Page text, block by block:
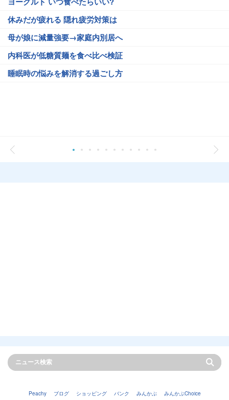
休みだが疲れる 隠れ疲労対策は
母が娘に減量強要→家庭内別居へ
内科医が低糖質麺を食べ比べ検証
睡眠時の悩みを解消する過ごし方
Peachy ブログ ショッピング バンク みんかぶ みんかぶChoice